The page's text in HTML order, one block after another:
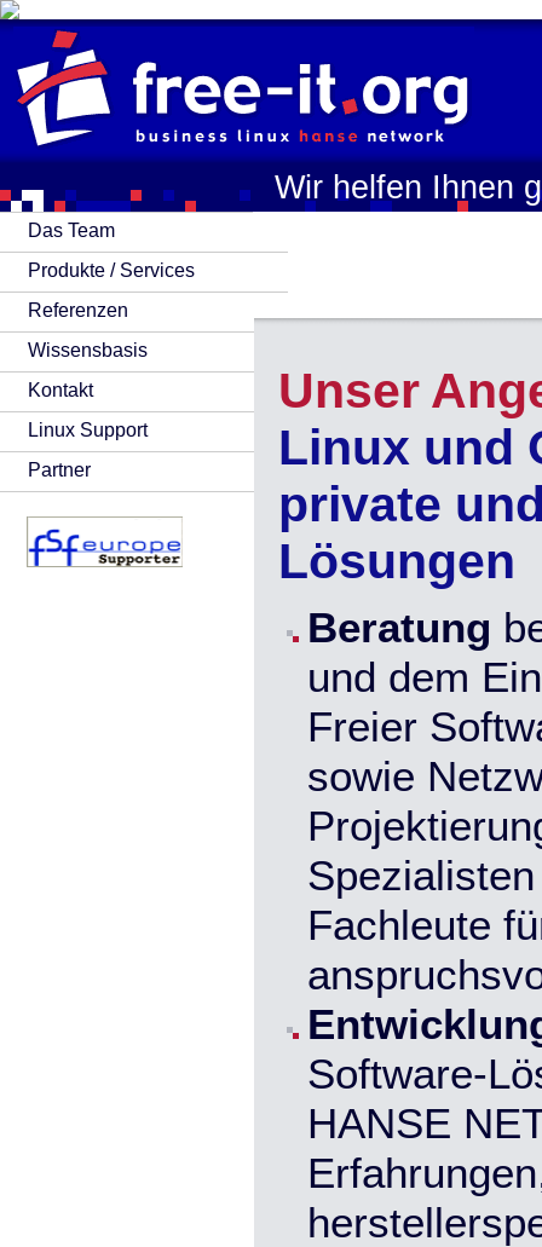
Wir helfen Ihnen
Das Team
Produkte / Services
Referenzen
Wissensbasis
Kontakt
Linux Support
Partner
Unser
Linux und
private
Lösungen
Beratung
und dem
Freier
sowie
Fachleute
Software-
HANSE